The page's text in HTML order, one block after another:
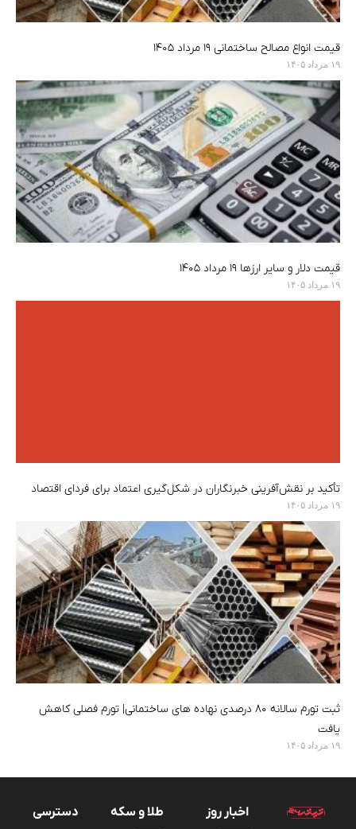
قیمت انواع مصالح ساختمانی ۱۹ مرداد ۱۴۰۵
۱۹ مرداد ۱۴۰۵
قیمت دلار و سایر ارزها ۱۹ مرداد ۱۴۰۵
۱۹ مرداد ۱۴۰۵
تأکید بر نقش‌آفرینی خبرنگاران در شکل‌گیری اعتماد برای فردای اقتصاد
۱۹ مرداد ۱۴۰۵
ثبت تورم سالانه ۸۰ درصدی نهاده های ساختمانی| تورم فصلی کاهش
یافت
۱۹ مرداد ۱۴۰۵
اخبار روز طلا و سکه
دسترسی